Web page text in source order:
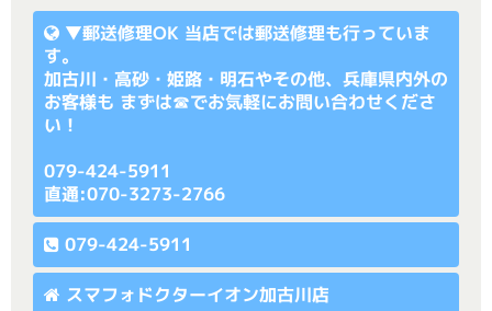
▼郵送修理OK 当店では郵送修理も行っていま
す。
加古川・高砂・姫路・明石やその他、兵庫県内外の
お客様も まずは☎でお気軽にお問い合わせくださ
い！
079-424-5911
直通:070-3273-2766
079-424-5911
スマフォドクターイオン加古川店